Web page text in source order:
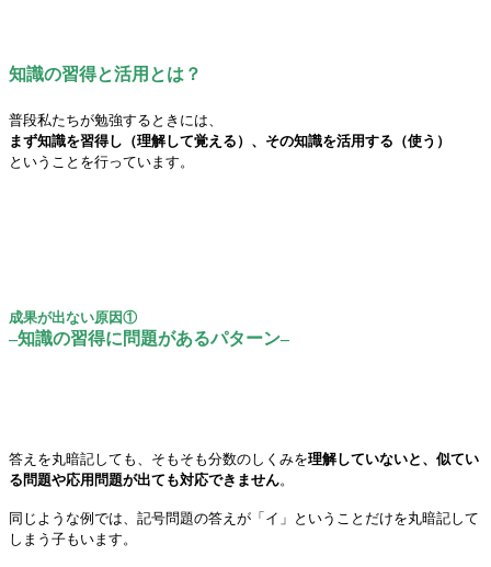
知識の習得と活用とは？
普段私たちが勉強するときには、
まず知識を習得し（理解して覚える）、その知識を活用する（使う）
ということを行っています。
成果が出ない原因①
–知識の習得に問題があるパターン–
答えを丸暗記しても、そもそも分数のしくみを理解していないと、似てい
る問題や応用問題が出ても対応できません。
同じような例では、記号問題の答えが「イ」ということだけを丸暗記して
しまう子もいます。